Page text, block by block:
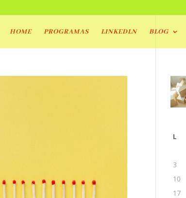
HOME PROGRAMAS LINKEDLN BLOG
L
3
10
17